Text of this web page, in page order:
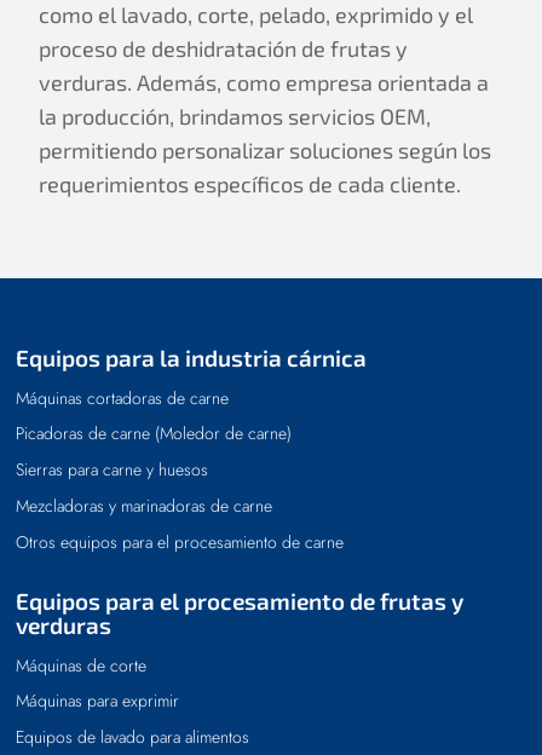
como el lavado, corte, pelado, exprimido y el
proceso de deshidratación de frutas y
verduras. Además, como empresa orientada a
la producción, brindamos servicios OEM,
permitiendo personalizar soluciones según los
requerimientos específicos de cada cliente.
Equipos para la industria cárnica
Máquinas cortadoras de carne
Picadoras de carne (Moledor de carne)
Sierras para carne y huesos
Mezcladoras y marinadoras de carne
Otros equipos para el procesamiento de carne
Equipos para el procesamiento de frutas y
verduras
Máquinas de corte
Máquinas para exprimir
Equipos de lavado para alimentos